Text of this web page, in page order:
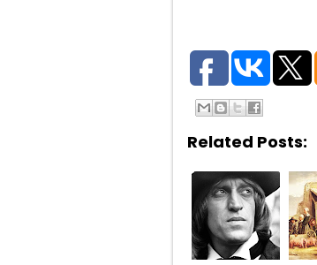
Related Posts: